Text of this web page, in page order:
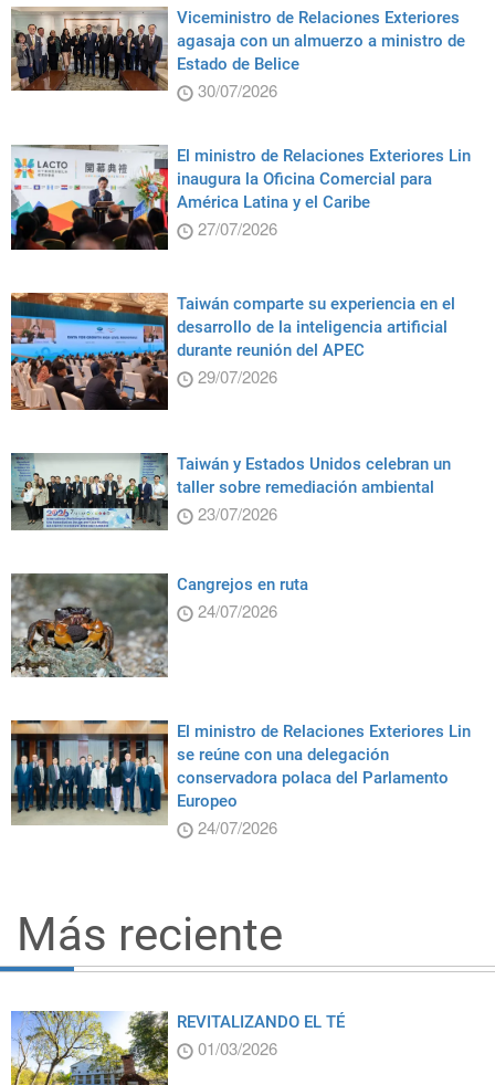
Viceministro de Relaciones Exteriores
agasaja con un almuerzo a ministro de
Estado de Belice
30/07/2026
El ministro de Relaciones Exteriores Lin
inaugura la Oficina Comercial para
América Latina y el Caribe
27/07/2026
Taiwán comparte su experiencia en el
desarrollo de la inteligencia artificial
durante reunión del APEC
29/07/2026
Taiwán y Estados Unidos celebran un
taller sobre remediación ambiental
23/07/2026
Cangrejos en ruta
24/07/2026
El ministro de Relaciones Exteriores Lin
se reúne con una delegación
conservadora polaca del Parlamento
Europeo
24/07/2026
Más reciente
REVITALIZANDO EL TÉ
01/03/2026